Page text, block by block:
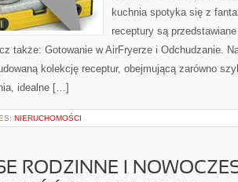
kuchnia spotyka się z
receptury są
także: Gotowanie w AirFryerze i Odchudzanie.
kolekcję receptur, obejmującą zarówno
idealne […]
NIERUCHOMOŚCI
RODZINNE I